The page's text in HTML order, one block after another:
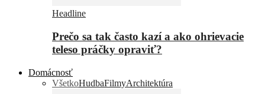
Headline
Prečo sa tak často kazí a ako ohrievacie
teleso práčky opraviť?
Domácnosť
VšetkoHudbaFilmyArchitektúra